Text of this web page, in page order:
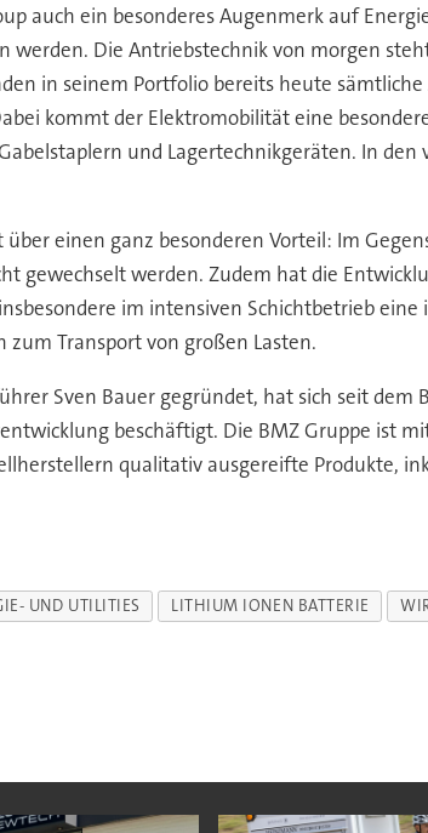
auch ein besonderes Augenmerk auf
Die Antriebstechnik von morgen
in seinem Portfolio bereits heute
kommt der Elektromobilität eine
und Lagertechnikgeräten. In
einen ganz besonderen Vorteil: Im
gewechselt werden. Zudem hat die
im intensiven Schichtbetrieb
Transport von großen Lasten.
Sven Bauer gegründet, hat sich seit dem
beschäftigt. Die BMZ Gruppe ist
qualitativ ausgereifte Produkte,
UND UTILITIES LITHIUM IONEN BATTERIE